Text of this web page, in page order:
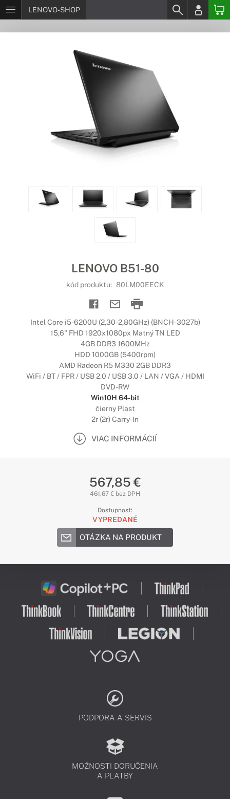
LENOVO-SHOP
LENOVO B51-80
kód produktu: 80LM00EECK
Intel Core i5-6200U (2,30-2,80GHz) (BNCH-3027b)
15,6" FHD 1920x1080px Matný TN LED
4GB DDR3 1600MHz
HDD 1000GB (5400rpm)
AMD Radeon R5 M330 2GB DDR3
WiFi / BT / FPR / USB 2.0 / USB 3.0 / LAN / VGA / HDMI
DVD-RW
Win10H 64-bit
čierny Plast
2r (2r) Carry-In
VIAC INFORMÁCIÍ
567,85 €
461,67 € bez DPH
Dostupnosť:
VYPREDANÉ
OTÁZKA NA PRODUKT
PODPORA A SERVIS
MOŽNOSTI DORUČENIA
A PLATBY